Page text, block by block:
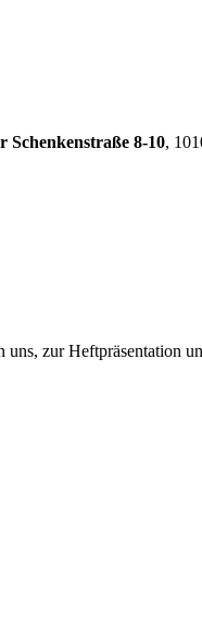
Schenkenstraße 8-10,
zur Heftpräsentation